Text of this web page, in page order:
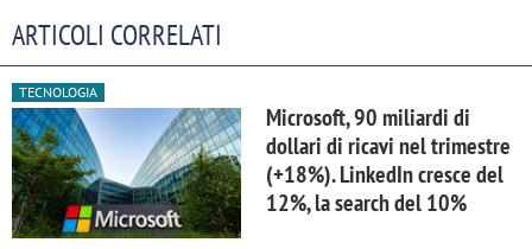
ARTICOLI CORRELATI
TECNOLOGIA
Microsoft, 90 miliardi di
dollari di ricavi nel trimestre
(+18%). LinkedIn cresce del
12%, la search del 10%